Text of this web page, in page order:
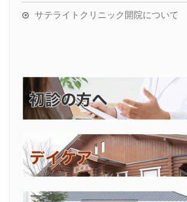
サテライトクリニック開院について